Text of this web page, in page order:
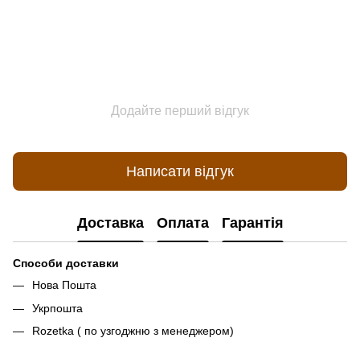
Додайте перший відгук
Написати відгук
Доставка Оплата Гарантія
Способи доставки
Нова Пошта
Укрпошта
Rozetka ( по узгоджню з менеджером)